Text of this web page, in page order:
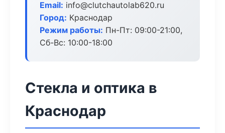
Email: info@clutchautolab620.ru
Город: Краснодар
Режим работы: Пн-Пт: 09:00-21:00,
Сб-Вс: 10:00-18:00
Стекла и оптика в
Краснодар